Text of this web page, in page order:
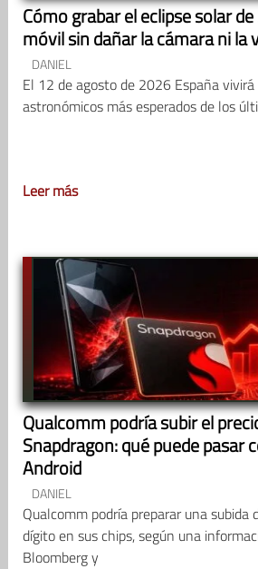
Cómo grabar el eclipse solar
móvil sin dañar la cámara ni la
DANIEL
El 12 de agosto de 2026 España
astronómicos más esperados de los
Leer más
Qualcomm podría subir el
Snapdragon: qué puede pasar
Android
DANIEL
Qualcomm podría preparar una subida
dígito en sus chips, según una
Bloomberg y